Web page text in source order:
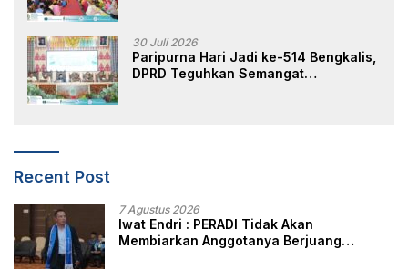
30 Juli 2026
Paripurna Hari Jadi ke-514 Bengkalis,
DPRD Teguhkan Semangat
Recent Post
7 Agustus 2026
Iwat Endri : PERADI Tidak Akan
Membiarkan Anggotanya Berjuang